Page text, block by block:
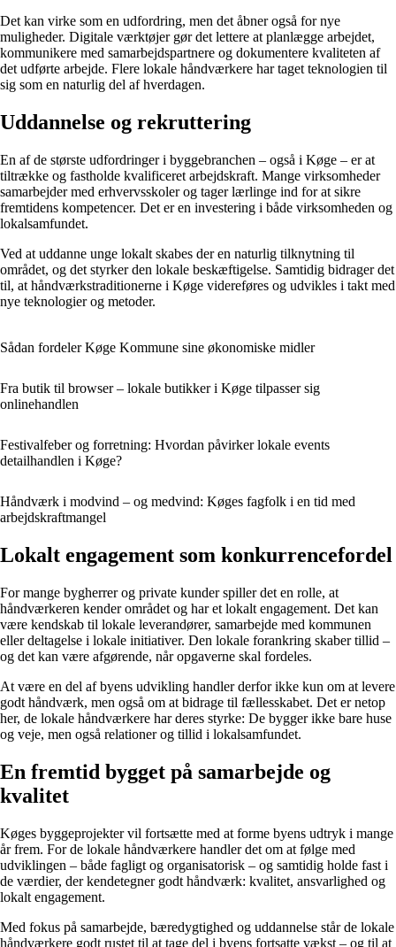
Det kan virke som en udfordring, men det åbner også for nye
muligheder. Digitale værktøjer gør det lettere at planlægge arbejdet,
kommunikere med samarbejdspartnere og dokumentere kvaliteten af
det udførte arbejde. Flere lokale håndværkere har taget teknologien til
sig som en naturlig del af hverdagen.
Uddannelse og rekruttering
En af de største udfordringer i byggebranchen – også i Køge – er at
tiltrække og fastholde kvalificeret arbejdskraft. Mange virksomheder
samarbejder med erhvervsskoler og tager lærlinge ind for at sikre
fremtidens kompetencer. Det er en investering i både virksomheden og
lokalsamfundet.
Ved at uddanne unge lokalt skabes der en naturlig tilknytning til
området, og det styrker den lokale beskæftigelse. Samtidig bidrager det
til, at håndværkstraditionerne i Køge videreføres og udvikles i takt med
nye teknologier og metoder.
Sådan fordeler Køge Kommune sine økonomiske midler
Fra butik til browser – lokale butikker i Køge tilpasser sig
onlinehandlen
Festivalfeber og forretning: Hvordan påvirker lokale events
detailhandlen i Køge?
Håndværk i modvind – og medvind: Køges fagfolk i en tid med
arbejdskraftmangel
Lokalt engagement som konkurrencefordel
For mange bygherrer og private kunder spiller det en rolle, at
håndværkeren kender området og har et lokalt engagement. Det kan
være kendskab til lokale leverandører, samarbejde med kommunen
eller deltagelse i lokale initiativer. Den lokale forankring skaber tillid –
og det kan være afgørende, når opgaverne skal fordeles.
At være en del af byens udvikling handler derfor ikke kun om at levere
godt håndværk, men også om at bidrage til fællesskabet. Det er netop
her, de lokale håndværkere har deres styrke: De bygger ikke bare huse
og veje, men også relationer og tillid i lokalsamfundet.
En fremtid bygget på samarbejde og
kvalitet
Køges byggeprojekter vil fortsætte med at forme byens udtryk i mange
år frem. For de lokale håndværkere handler det om at følge med
udviklingen – både fagligt og organisatorisk – og samtidig holde fast i
de værdier, der kendetegner godt håndværk: kvalitet, ansvarlighed og
lokalt engagement.
Med fokus på samarbejde, bæredygtighed og uddannelse står de lokale
håndværkere godt rustet til at tage del i byens fortsatte vækst – og til at